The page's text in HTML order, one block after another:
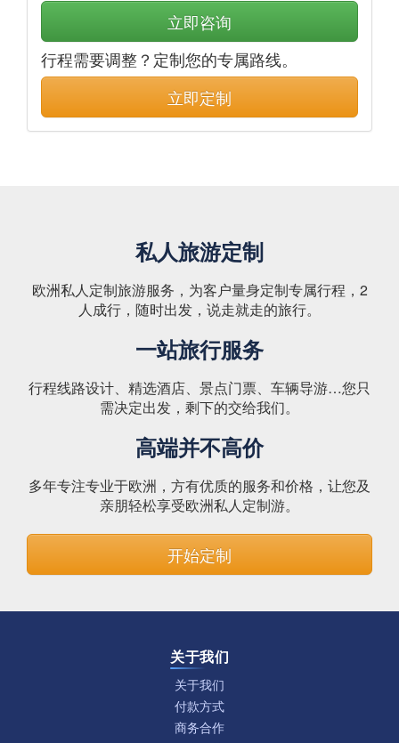
立即咨询
行程需要调整？定制您的专属路线。
立即定制
私人旅游定制
欧洲私人定制旅游服务，为客户量身定制专属行程，2
人成行，随时出发，说走就走的旅行。
一站旅行服务
行程线路设计、精选酒店、景点门票、车辆导游…您只
需决定出发，剩下的交给我们。
高端并不高价
多年专注专业于欧洲，方有优质的服务和价格，让您及
亲朋轻松享受欧洲私人定制游。
开始定制
关于我们
关于我们
付款方式
商务合作